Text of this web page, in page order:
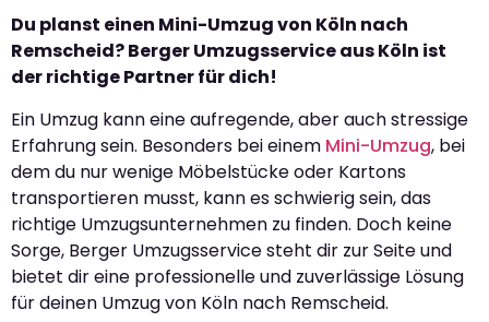
Du planst einen Mini-Umzug von Köln nach
Remscheid? Berger Umzugsservice aus Köln ist
der richtige Partner für dich!
Ein Umzug kann eine aufregende, aber auch stressige
Erfahrung sein. Besonders bei einem Mini-Umzug, bei
dem du nur wenige Möbelstücke oder Kartons
transportieren musst, kann es schwierig sein, das
richtige Umzugsunternehmen zu finden. Doch keine
Sorge, Berger Umzugsservice steht dir zur Seite und
bietet dir eine professionelle und zuverlässige Lösung
für deinen Umzug von Köln nach Remscheid.